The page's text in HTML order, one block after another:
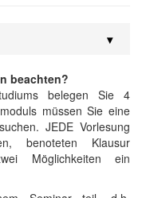
beachten?
belegen Sie 4
müssen Sie eine
JEDE Vorlesung
benoteten Klausur
Möglichkeiten ein